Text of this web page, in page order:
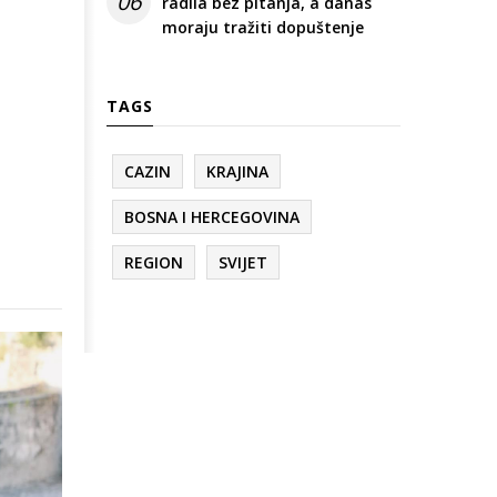
moraju tražiti dopuštenje
TAGS
CAZIN KRAJINA
BOSNA I HERCEGOVINA
REGION SVIJET